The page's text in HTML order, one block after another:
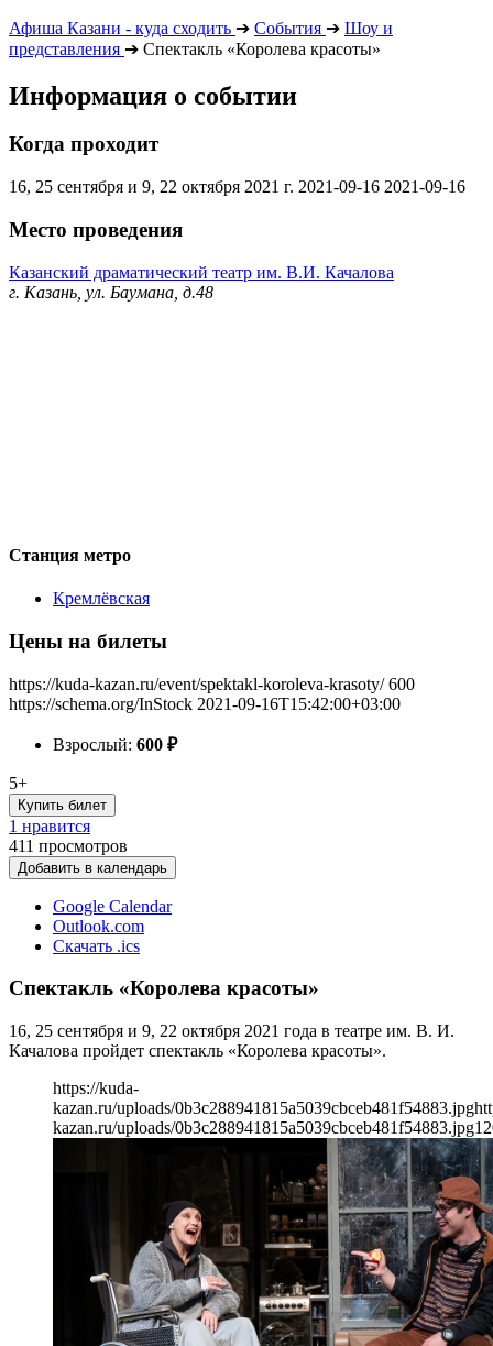
Афиша Казани - куда сходить ➔ События ➔ Шоу и
представления ➔ Спектакль «Королева красоты»
Информация о событии
Когда проходит
16, 25 сентября и 9, 22 октября 2021 г. 2021-09-16 2021-09-16
Место проведения
Казанский драматический театр им. В.И. Качалова
г. Казань, ул. Баумана, д.48
Станция метро
Кремлёвская
Цены на билеты
https://kuda-kazan.ru/event/spektakl-koroleva-krasoty/ 600
https://schema.org/InStock 2021-09-16T15:42:00+03:00
Взрослый: 600 ₽
5+
Купить билет
1 нравится
411 просмотров
Добавить в календарь
Google Calendar
Outlook.com
Скачать .ics
Спектакль «Королева красоты»
16, 25 сентября и 9, 22 октября 2021 года в театре им. В. И.
Качалова пройдет спектакль «Королева красоты».
https://kuda-
kazan.ru/uploads/0b3c288941815a5039cbceb481f54883.jpg
kazan.ru/uploads/0b3c288941815a5039cbceb481f54883.jpg